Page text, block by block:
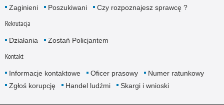
Zaginieni Poszukiwani Czy rozpoznajesz sprawcę ?
Rekrutacja
Działania Zostań Policjantem
Kontakt
Informacje kontaktowe Oficer prasowy
Numer ratunkowy
Zgłoś korupcję
Handel ludźmi Skargi i wnioski